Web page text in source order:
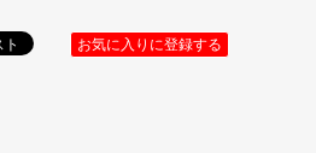
お気に入りに登録する